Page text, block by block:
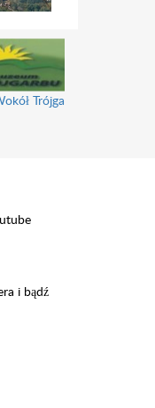
Trójgarbu
i bądź